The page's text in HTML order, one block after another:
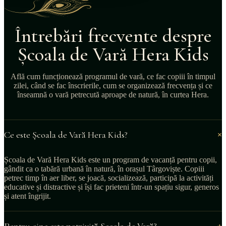
Întrebări frecvente despre
Școala de Vară Hera Kids
Află cum funcționează programul de vară, ce fac copiii în timpul
zilei, când se fac înscrierile, cum se organizează frecvența și ce
înseamnă o vară petrecută aproape de natură, în curtea Hera.
Ce este Școala de Vară Hera Kids? +
Școala de Vară Hera Kids este un program de vacanță pentru copii,
gândit ca o tabără urbană în natură, în orașul Târgoviște. Copiii
petrec timp în aer liber, se joacă, socializează, participă la activități
educative și distractive și își fac prieteni într-un spațiu sigur, generos
și atent îngrijit.